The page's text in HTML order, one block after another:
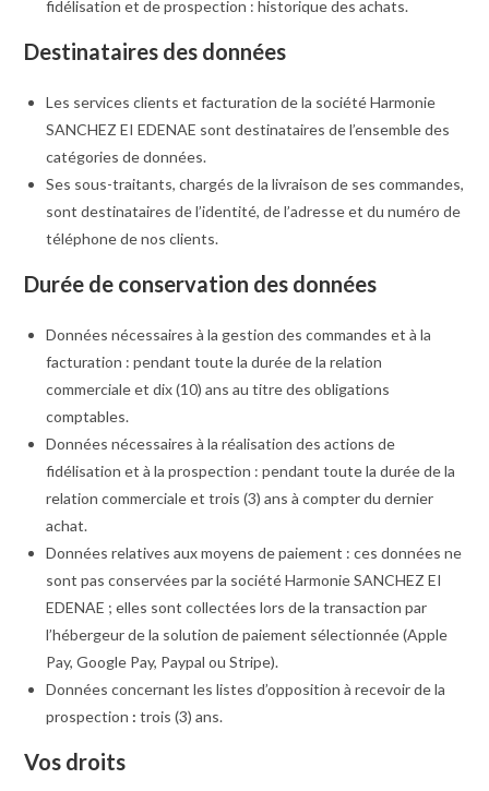
fidélisation et de prospection : historique des achats.
Destinataires des données
Les services clients et facturation de la société Harmonie
SANCHEZ EI EDENAE sont destinataires de l’ensemble des
catégories de données.
Ses sous-traitants, chargés de la livraison de ses commandes,
sont destinataires de l’identité, de l’adresse et du numéro de
téléphone de nos clients.
Durée de conservation des données
Données nécessaires à la gestion des commandes et à la
facturation : pendant toute la durée de la relation
commerciale et dix (10) ans au titre des obligations
comptables.
Données nécessaires à la réalisation des actions de
fidélisation et à la prospection : pendant toute la durée de la
relation commerciale et trois (3) ans à compter du dernier
achat.
Données relatives aux moyens de paiement : ces données ne
sont pas conservées par la société Harmonie SANCHEZ EI
EDENAE ; elles sont collectées lors de la transaction par
l’hébergeur de la solution de paiement sélectionnée (Apple
Pay, Google Pay, Paypal ou Stripe).
Données concernant les listes d’opposition à recevoir de la
prospection : trois (3) ans.
Vos droits